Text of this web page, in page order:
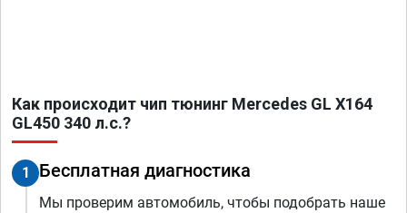
Как происходит чип тюнинг Mercedes GL X164
GL450 340 л.с.?
1 Бесплатная диагностика
Мы проверим автомобиль, чтобы подобрать наше